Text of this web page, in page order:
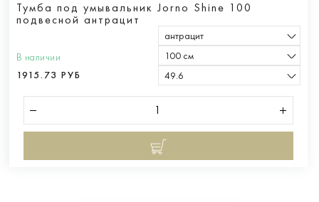
Тумба под умывальник Jorno Shine 100
подвесной антрацит
В наличии
1915.73 РУБ
антрацит
100 см
49.6